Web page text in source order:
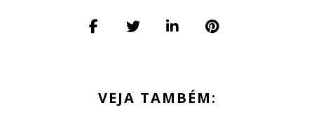
VEJA TAMBÉM: